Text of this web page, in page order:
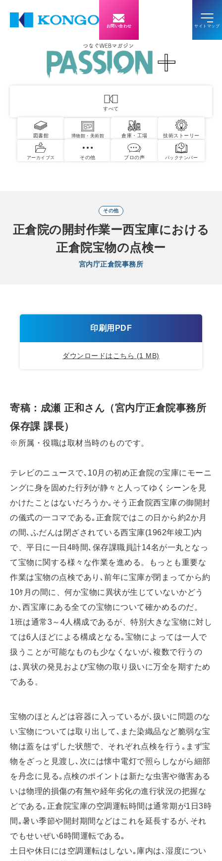
お問い合わせ
すべて
図書館 博物館・美術館 倉庫・工場 技術ストーリー
アーカイブス その他 プロの声 バックナンバー
その他
正倉院の開封作業ー西宝庫における
正倉院宝物の点検ー
宮内庁正倉院事務所
印刷用PDF
ダウンロードはこちら (1 MB)
寄稿：成瀬 正和さん（宮内庁正倉院事務所
保存課 課長）
※所属・役職は取材当時のものです。
テレビのニュースで､10月の初め正倉院の宝庫にモーニ
ングに身を固めた行列が静々と人ってゆくシーンを見
かけたことはないだろうか｡そう正倉院西宝庫の御開封
の儀式の一コマである｡正倉院ではこの日から約2か月
の間､ふだんは閉ざされている西宝庫(1962年竣工)内
で、平日に一日4時間､保存課職員計14名が一丸となっ
て宝物に関する様々な作業を進める。もっとも重要な
作業は宝物の点検であり､前年に宝庫が閉まってから約
10ｹ月の間に、何か宝物に異状が生じていないかどう
か､西宝庫にある全ての宝物について確かめるのだ。
1班は通常3～4人構成であるが、特別大きな宝物に対し
ては6人ほどによる構成となる｡宝物によっては一人で
扱うことが可能なものも少なくないが､複数で行うの
は､異状の発見および宝物の取り扱いに万全を期すため
である。
宝物のほとんどは容器に入っているが､扱いに問題のな
い宝物については取り出して､また染織品など脆弱な宝
物は蓋をはずした状態で、それぞれ点検を行う｡まず宝
物をざっと見渡し､次には懐中電灯で照らしながら細部
を丹念に見る｡点検のポイントは新たな虫害や徹害ある
いは物理的損傷の有無や経年劣化の進行状況の把握な
どである｡正倉院宝庫の空調運転時間は通常期が1日3時
間｡暑い季節や開封期間などはこれを延長するが､それ
でもせいぜい6時間運転である｡
土日や休日には空調運転はしない｡庫内は､湿度につい